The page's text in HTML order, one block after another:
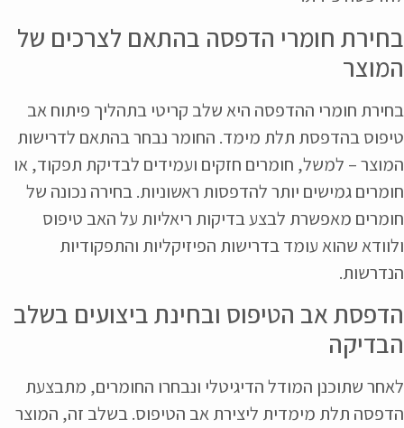
בחירת חומרי הדפסה בהתאם לצרכים של
המוצר
בחירת חומרי ההדפסה היא שלב קריטי בתהליך פיתוח אב
טיפוס בהדפסת תלת מימד. החומר נבחר בהתאם לדרישות
המוצר – למשל, חומרים חזקים ועמידים לבדיקת תפקוד, או
חומרים גמישים יותר להדפסות ראשוניות. בחירה נכונה של
חומרים מאפשרת לבצע בדיקות ריאליות על האב טיפוס
ולוודא שהוא עומד בדרישות הפיזיקליות והתפקודיות
הנדרשות.
הדפסת אב הטיפוס ובחינת ביצועים בשלב
הבדיקה
לאחר שתוכנן המודל הדיגיטלי ונבחרו החומרים, מתבצעת
הדפסה תלת מימדית ליצירת אב הטיפוס. בשלב זה, המוצר